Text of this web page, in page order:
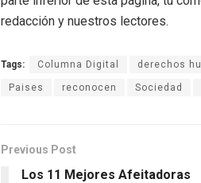
redacción y nuestros lectores.
Tags: Columna Digital derechos
Paises reconocen Sociedad
Previous Post
Los 11 Mejores Afeitadoras